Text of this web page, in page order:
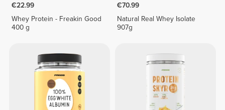
€22.99
Whey Protein - Freakin Good
400 g
€70.99
Natural Real Whey Isolate
907g